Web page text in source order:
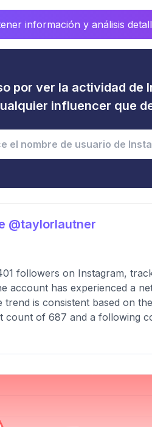
información y análisis
por ver la actividad de
influencer que
@taylorlautner
followers on Instagram,
account has experienced a
is consistent based on
count of 687 and a following